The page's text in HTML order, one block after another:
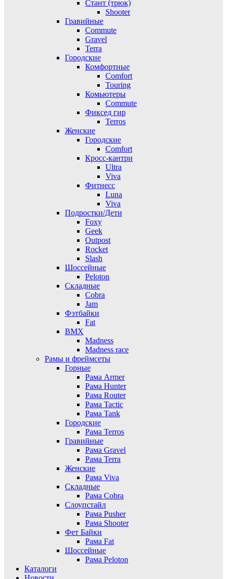
Стант (трюк)
Shooter
Гравийные
Commute
Gravel
Terra
Городские
Комфортные
Comfort
Touring
Комьютеры
Commute
Фиксед гир
Terros
Женские
Городские
Comfort
Кросс-кантри
Ultra
Viva
Фитнесс
Luna
Viva
Подростки/Дети
Foxy
Geek
Outpost
Rocket
Slash
Шоссейные
Peloton
Складные
Cobra
Jam
Фэтбайки
Fat
BMX
Madness
Madness race
Рамы и фреймсеты
Горные
Рама Armer
Рама Hunter
Рама Router
Рама Tactic
Рама Tank
Городские
Рама Terros
Гравийные
Рама Gravel
Рама Terra
Женские
Рама Viva
Складные
Рама Cobra
Слоупстайл
Рама Pusher
Рама Shooter
Фет Байки
Рама Fat
Шоссейные
Рама Peloton
Каталоги